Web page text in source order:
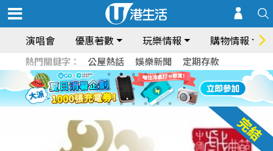
演唱會 優惠著數 玩樂情報 購物情報
熱門關鍵字： 公屋熱話 娛樂新聞 定期存款